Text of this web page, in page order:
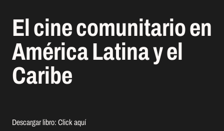
El cine comunitario en
América Latina y el
Caribe
Descargar libro: Click aquí